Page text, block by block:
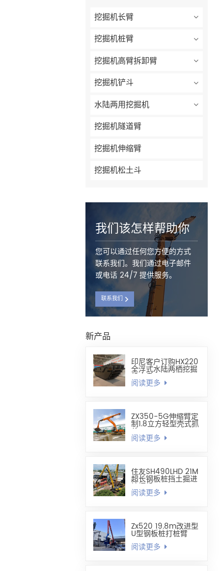
挖掘机长臂
挖掘机桩臂
挖掘机高臂拆卸臂
挖掘机铲斗
水陆两用挖掘机
挖掘机隧道臂
挖掘机伸缩臂
挖掘机松土斗
我们该怎样帮助你
您可以通过任何您方便的方式
联系我们。我们通过电子邮件
或电话 24/7 提供服务。
联系我们
新产品
印尼客户订购HX220
全浮式水陆两栖挖掘
机底盘
阅读更多
ZX350-5G伸缩臂定
制1.8立方轻型壳式抓
斗
阅读更多
住友SH490LHD 21M
超长钢板桩挡土掘进
挖掘机
阅读更多
Zx520 19.8m改进型
U型钢板桩打桩臂
阅读更多